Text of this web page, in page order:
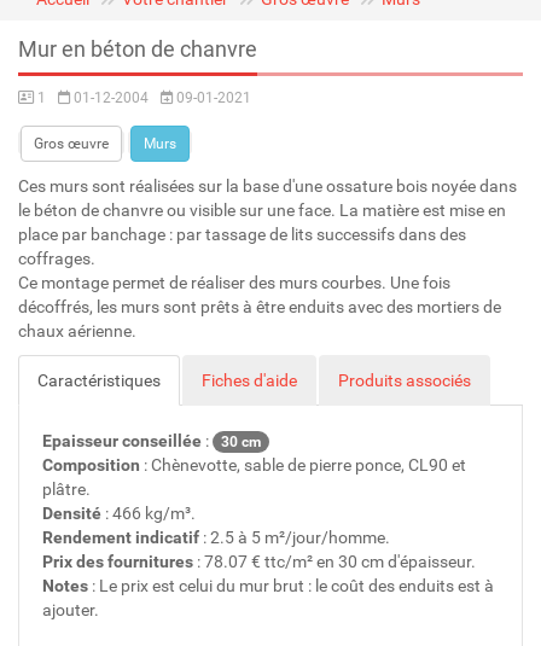
Mur en béton de chanvre
1 01-12-2004 09-01-2021
Gros œuvre Murs
Ces murs sont réalisées sur la base d'une ossature bois noyée dans
le béton de chanvre ou visible sur une face. La matière est mise en
place par banchage : par tassage de lits successifs dans des
coffrages.
Ce montage permet de réaliser des murs courbes. Une fois
décoffrés, les murs sont prêts à être enduits avec des mortiers de
chaux aérienne.
Caractéristiques Fiches d'aide Produits associés
Epaisseur conseillée : 30 cm
Composition : Chènevotte, sable de pierre ponce, CL90 et
plâtre.
Densité : 466 kg/m³.
Rendement indicatif : 2.5 à 5 m²/jour/homme.
Prix des fournitures : 78.07 € ttc/m² en 30 cm d'épaisseur.
Notes : Le prix est celui du mur brut : le coût des enduits est à
ajouter.